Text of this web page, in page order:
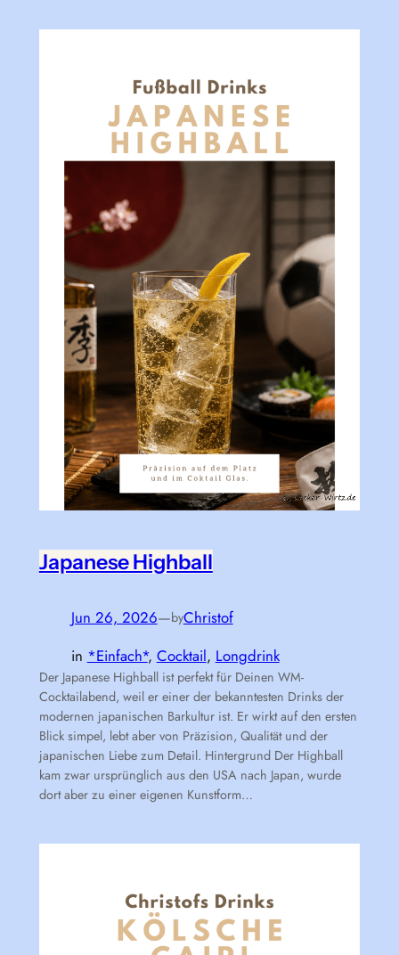
Japanese Highball
Jun 26, 2026—byChristof
in *Einfach*, Cocktail, Longdrink
Der Japanese Highball ist perfekt für Deinen WM-
Cocktailabend, weil er einer der bekanntesten Drinks der
modernen japanischen Barkultur ist. Er wirkt auf den ersten
Blick simpel, lebt aber von Präzision, Qualität und der
japanischen Liebe zum Detail. Hintergrund Der Highball
kam zwar ursprünglich aus den USA nach Japan, wurde
dort aber zu einer eigenen Kunstform…